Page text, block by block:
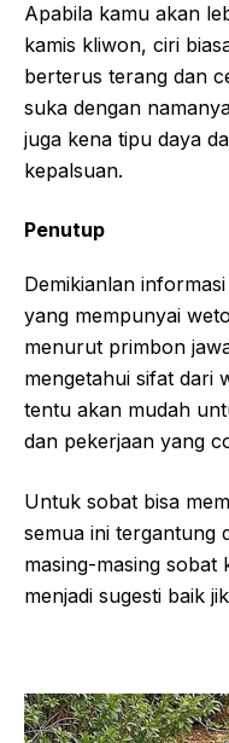
Apabila kamu akan
kamis kliwon, ciri
berterus terang dan
suka dengan
juga kena tipu daya
kepalsuan.
Penutup
Demikianlan
yang mempunyai
menurut primbon
mengetahui sifat dari
tentu akan mudah
dan pekerjaan yang
Untuk sobat bisa
semua ini tergantung
masing-masing sobat
menjadi sugesti baik